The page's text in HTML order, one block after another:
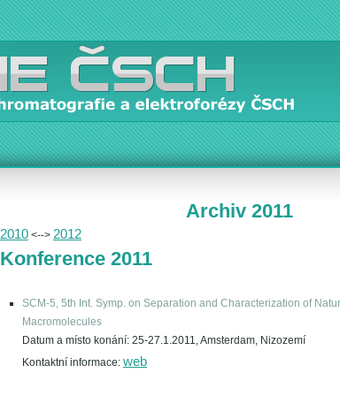
Archiv 2011
2010 <--> 2012
Konference 2011
SCM-5, 5th Int. Symp. on Separation and Characterization of
Macromolecules
Datum a místo konání: 25-27.1.2011, Amsterdam, Nizozemí
Kontaktní informace: web